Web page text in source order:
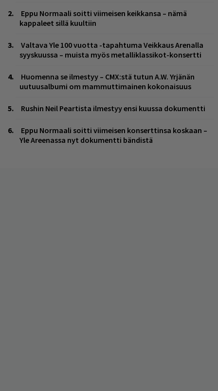
Eppu Normaali soitti viimeisen keikkansa – nämä
kappaleet sillä kuultiin
Valtava Yle 100 vuotta -tapahtuma Veikkaus Arenalla
syyskuussa – muista myös metalliklassikot-konsertti
Huomenna se ilmestyy – CMX:stä tutun A.W. Yrjänän
uutuusalbumi om mammuttimainen kokonaisuus
Rushin Neil Peartista ilmestyy ensi kuussa dokumentti
Eppu Normaali soitti viimeisen konserttinsa koskaan –
Yle Areenassa nyt dokumentti bändistä